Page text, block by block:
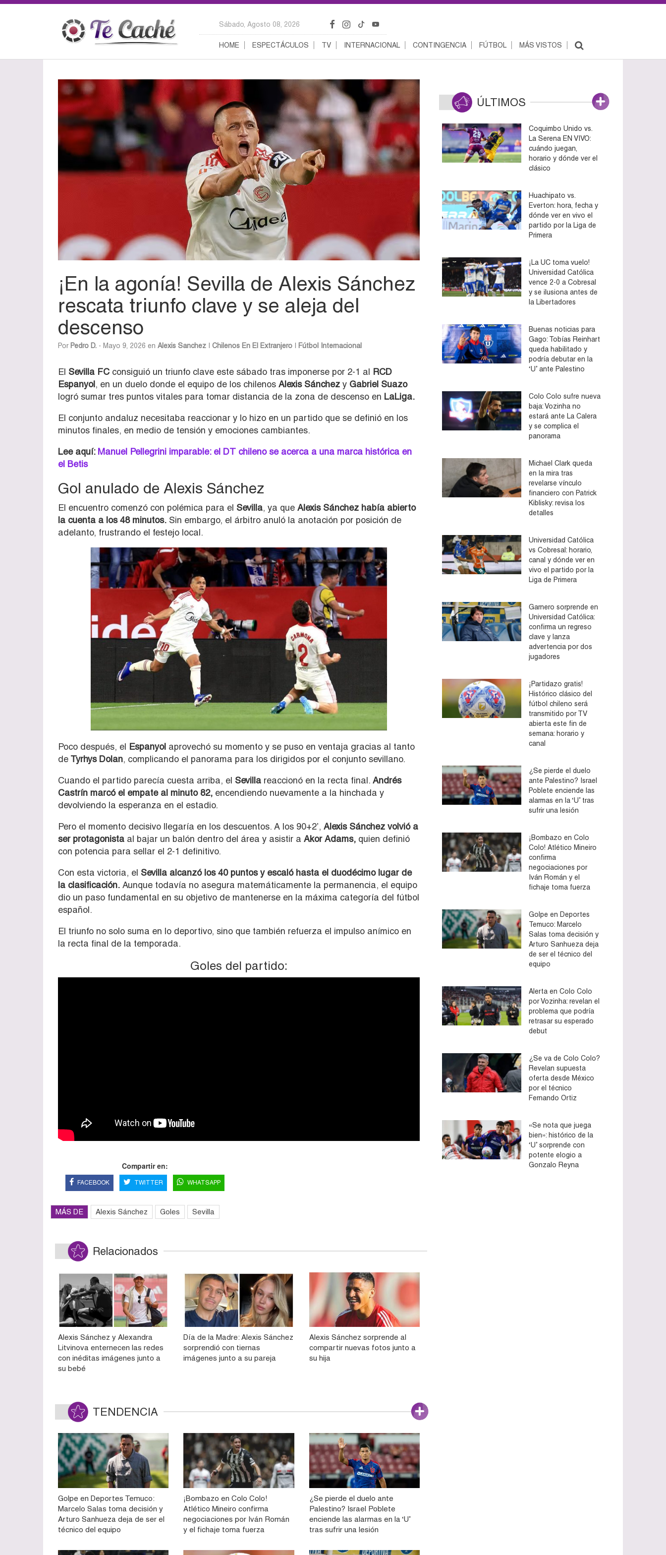
Sábado, Agosto 08, 2026
HOME ESPECTÁCULOS TV INTERNACIONAL CONTINGENCIA FÚTBOL MÁS VISTOS
¡En la agonía! Sevilla de Alexis Sánchez
rescata triunfo clave y se aleja del
descenso
Por Pedro D. - Mayo 9, 2026 en Alexis Sanchez Chilenos En El Extranjero Fútbol Internacional
El Sevilla FC consiguió un triunfo clave este sábado tras imponerse por 2-1 al RCD
Espanyol, en un duelo donde el equipo de los chilenos Alexis Sánchez y Gabriel Suazo
logró sumar tres puntos vitales para tomar distancia de la zona de descenso en LaLiga.
El conjunto andaluz necesitaba reaccionar y lo hizo en un partido que se definió en los
minutos finales, en medio de tensión y emociones cambiantes.
Lee aquí:Manuel Pellegrini imparable: el DT chileno se acerca a una marca histórica en
el Betis
Gol anulado de Alexis Sánchez
El encuentro comenzó con polémica para el Sevilla, ya que Alexis Sánchez había abierto
la cuenta a los 48 minutos. Sin embargo, el árbitro anuló la anotación por posición de
adelanto, frustrando el festejo local.
Poco después, el Espanyol aprovechó su momento y se puso en ventaja gracias al tanto
de Tyrhys Dolan, complicando el panorama para los dirigidos por el conjunto sevillano.
Cuando el partido parecía cuesta arriba, el Sevilla reaccionó en la recta final. Andrés
Castrín marcó el empate al minuto 82, encendiendo nuevamente a la hinchada y
devolviendo la esperanza en el estadio.
Pero el momento decisivo llegaría en los descuentos. A los 90+2’, Alexis Sánchez volvió a
ser protagonista al bajar un balón dentro del área y asistir a Akor Adams, quien definió
con potencia para sellar el 2-1 definitivo.
Con esta victoria, el Sevilla alcanzó los 40 puntos y escaló hasta el duodécimo lugar de
la clasificación. Aunque todavía no asegura matemáticamente la permanencia, el equipo
dio un paso fundamental en su objetivo de mantenerse en la máxima categoría del fútbol
español.
El triunfo no solo suma en lo deportivo, sino que también refuerza el impulso anímico en
la recta final de la temporada.
Goles del partido:
Compartir en:
FACEBOOK TWITTER WHATSAPP
MÁS DE Alexis Sánchez Goles Sevilla
Relacionados
Alexis Sánchez y Alexandra
Litvinova enternecen las redes
con inéditas imágenes junto a
su bebé
Día de la Madre: Alexis Sánchez
sorprendió con tiernas
imágenes junto a su pareja
Alexis Sánchez sorprende al
compartir nuevas fotos junto a
su hija
TENDENCIA
Golpe en Deportes Temuco:
Marcelo Salas toma decisión y
Arturo Sanhueza deja de ser el
técnico del equipo
¡Bombazo en Colo Colo!
Atlético Mineiro confirma
negociaciones por Iván Román
y el fichaje toma fuerza
¿Se pierde el duelo ante
Palestino? Israel Poblete
enciende las alarmas en la ‘U’
tras sufrir una lesión
ÚLTIMOS
Coquimbo Unido vs.
La Serena EN VIVO:
cuándo juegan,
horario y dónde ver el
clásico
Huachipato vs.
Everton: hora, fecha y
dónde ver en vivo el
partido por la Liga de
Primera
¡La UC toma vuelo!
Universidad Católica
vence 2-0 a Cobresal
y se ilusiona antes de
la Libertadores
Buenas noticias para
Gago: Tobías Reinhart
queda habilitado y
podría debutar en la
‘U’ ante Palestino
Colo Colo sufre nueva
baja: Vozinha no
estará ante La Calera
y se complica el
panorama
Michael Clark queda
en la mira tras
revelarse vínculo
financiero con Patrick
Kiblisky: revisa los
detalles
Universidad Católica
vs Cobresal: horario,
canal y dónde ver en
vivo el partido por la
Liga de Primera
Garnero sorprende en
Universidad Católica:
confirma un regreso
clave y lanza
advertencia por dos
jugadores
¡Partidazo gratis!
Histórico clásico del
fútbol chileno será
transmitido por TV
abierta este fin de
semana: horario y
canal
¿Se pierde el duelo
ante Palestino? Israel
Poblete enciende las
alarmas en la ‘U’ tras
sufrir una lesión
¡Bombazo en Colo
Colo! Atlético Mineiro
confirma
negociaciones por
Iván Román y el
fichaje toma fuerza
Golpe en Deportes
Temuco: Marcelo
Salas toma decisión y
Arturo Sanhueza deja
de ser el técnico del
equipo
Alerta en Colo Colo
por Vozinha: revelan el
problema que podría
retrasar su esperado
debut
¿Se va de Colo Colo?
Revelan supuesta
oferta desde México
por el técnico
Fernando Ortiz
«Se nota que juega
bien»: histórico de la
‘U’ sorprende con
potente elogio a
Gonzalo Reyna